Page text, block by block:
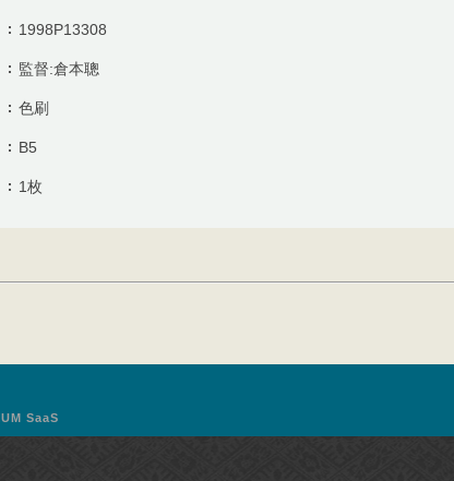
1998P13308
監督:倉本聰
色刷
B5
1枚
SaaS